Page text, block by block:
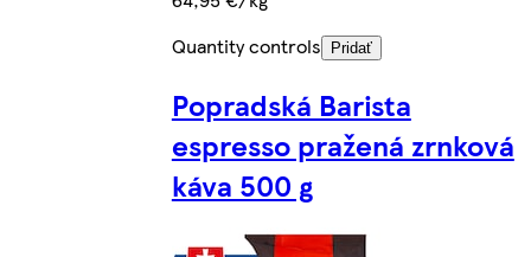
Quantity controls
Pridať
Popradská Barista
espresso pražená zrnková
káva 500 g